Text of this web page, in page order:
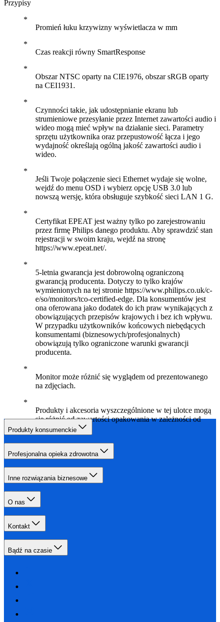
Przypisy
Promień łuku krzywizny wyświetlacza w mm
Czas reakcji równy SmartResponse
Obszar NTSC oparty na CIE1976, obszar sRGB oparty
na CEI1931.
Czynności takie, jak udostępnianie ekranu lub
strumieniowe przesyłanie przez Internet zawartości audio i
wideo mogą mieć wpływ na działanie sieci. Parametry
sprzętu użytkownika oraz przepustowość łącza i jego
wydajność określają ogólną jakość zawartości audio i
wideo.
Jeśli Twoje połączenie sieci Ethernet wydaje się wolne,
wejdź do menu OSD i wybierz opcję USB 3.0 lub
nowszą wersję, która obsługuje szybkość sieci LAN 1 G.
Certyfikat EPEAT jest ważny tylko po zarejestrowaniu
przez firmę Philips danego produktu. Aby sprawdzić stan
rejestracji w swoim kraju, wejdź na stronę
https://www.epeat.net/.
5-letnia gwarancja jest dobrowolną ograniczoną
gwarancją producenta. Dotyczy to tylko krajów
wymienionych na tej stronie https://www.philips.co.uk/c-
e/so/monitors/tco-certified-edge. Dla konsumentów jest
ona oferowana jako dodatek do ich praw wynikających z
obowiązujących przepisów krajowych i bez ich wpływu.
W przypadku użytkowników końcowych niebędących
konsumentami (biznesowych/profesjonalnych)
obowiązują tylko ograniczone warunki gwarancji
producenta.
Monitor może różnić się wyglądem od prezentowanego
na zdjęciach.
Produkty i akcesoria wyszczególnione w tej ulotce mogą
się różnić od zawartości opakowania w zależności od
kraju i regionu.
Produkty konsumenckie
Profesjonalna opieka zdrowotna
Inne rozwiązania biznesowe
O nas
Kontakt
Bądź na czasie